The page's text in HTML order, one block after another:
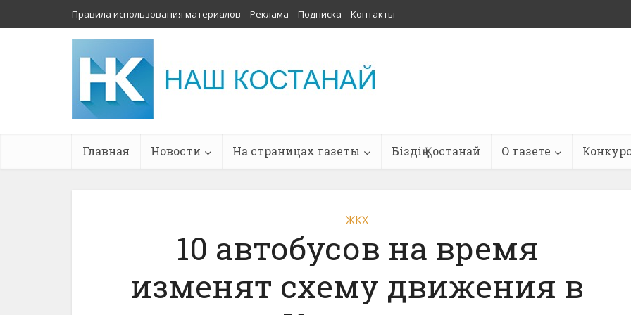
Правила использования материалов Реклама Подписка Контакты
Главная Новости На страницах газеты Біздің Қостанай О газете
ЖКХ
10 автобусов на время
изменят схему движения в